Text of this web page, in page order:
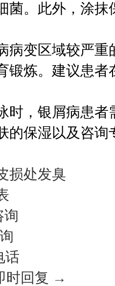
菌。此外，涂
病变区域较严重
锻炼。建议患
时，银屑病患
的保湿以及咨
损处发臭
询
话
时回复 →